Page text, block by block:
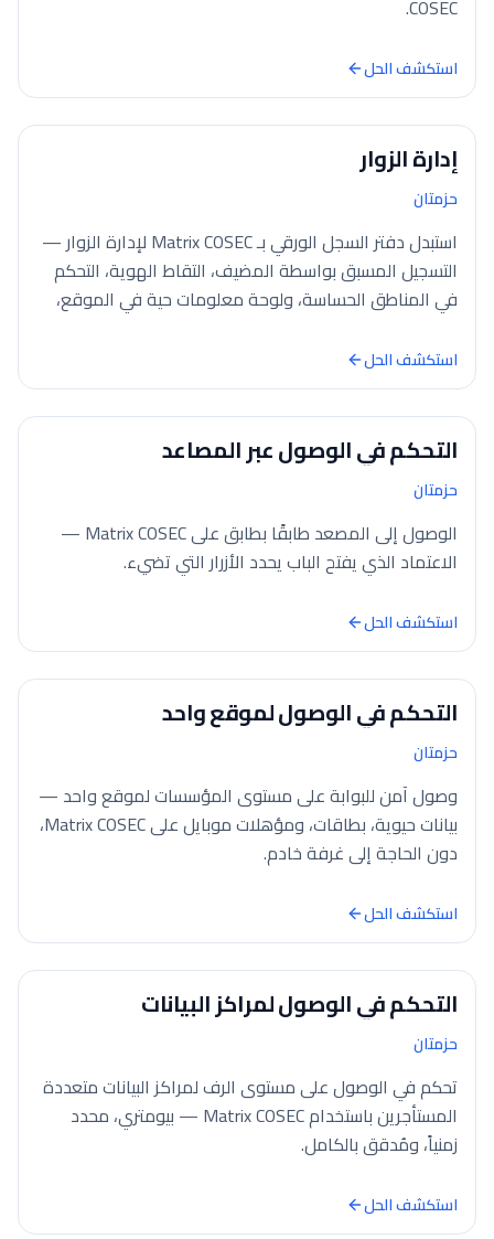
COSEC.
استكشف الحل
إدارة الزوار
حزمتان
استبدل دفتر السجل الورقي بـ Matrix COSEC لإدارة الزوار —
التسجيل المسبق بواسطة المضيف، التقاط الهوية، التحكم
في المناطق الحساسة، ولوحة معلومات حية في الموقع،
استكشف الحل
التحكم في الوصول عبر المصاعد
حزمتان
الوصول إلى المصعد طابقًا بطابق على Matrix COSEC —
الاعتماد الذي يفتح الباب يحدد الأزرار التي تضيء.
استكشف الحل
التحكم في الوصول لموقع واحد
حزمتان
وصول آمن للبوابة على مستوى المؤسسات لموقع واحد —
بيانات حيوية، بطاقات، ومؤهلات موبايل على Matrix COSEC،
دون الحاجة إلى غرفة خادم.
استكشف الحل
التحكم في الوصول لمراكز البيانات
حزمتان
تحكم في الوصول على مستوى الرف لمراكز البيانات متعددة
المستأجرين باستخدام Matrix COSEC — بيومتري، محدد
زمنياً، ومُدقق بالكامل.
استكشف الحل